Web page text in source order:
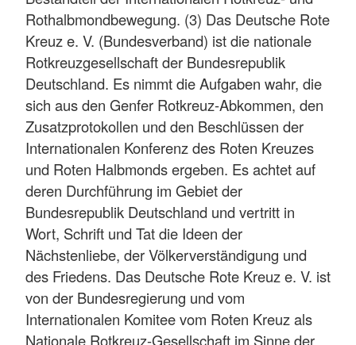
Rothalbmondbewegung. (3) Das Deutsche Rote
Kreuz e. V. (Bundesverband) ist die nationale
Rotkreuzgesellschaft der Bundesrepublik
Deutschland. Es nimmt die Aufgaben wahr, die
sich aus den Genfer Rotkreuz-Abkommen, den
Zusatzprotokollen und den Beschlüssen der
Internationalen Konferenz des Roten Kreuzes
und Roten Halbmonds ergeben. Es achtet auf
deren Durchführung im Gebiet der
Bundesrepublik Deutschland und vertritt in
Wort, Schrift und Tat die Ideen der
Nächstenliebe, der Völkerverständigung und
des Friedens. Das Deutsche Rote Kreuz e. V. ist
von der Bundesregierung und vom
Internationalen Komitee vom Roten Kreuz als
Nationale Rotkreuz-Gesellschaft im Sinne der